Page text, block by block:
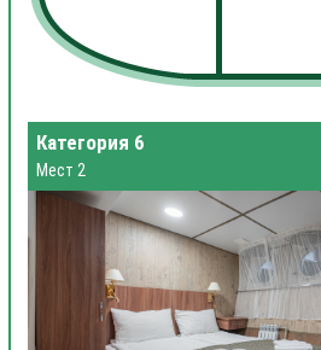
Категория 6
Мест 2